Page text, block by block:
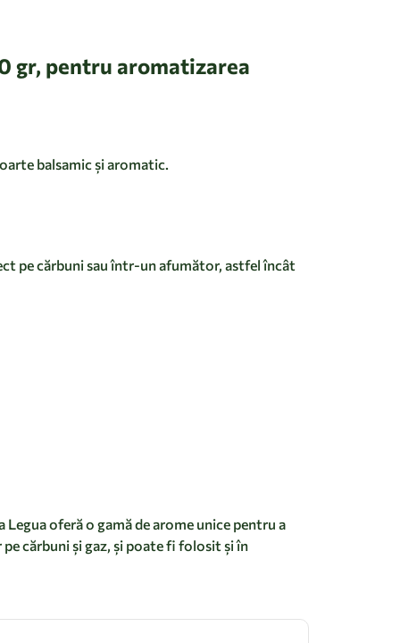
gr, pentru aromatizarea
balsamic și aromatic.
pe cărbuni sau într-un afumător, astfel încât
Legua oferă o gamă de arome unice pentru a
cărbuni și gaz, și poate fi folosit și în